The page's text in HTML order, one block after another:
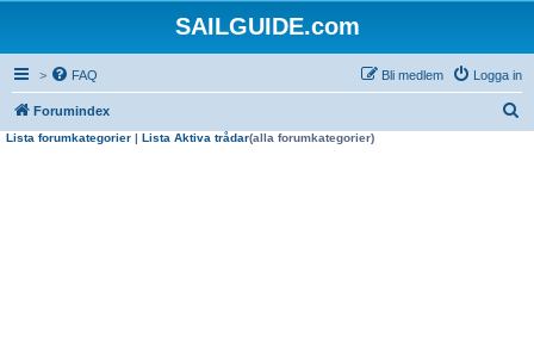
SAILGUIDE.com
> FAQ Logga in
Bli medlem
Forumindex
Lista forumkategorier | Lista Aktiva trådar(alla forumkategorier)